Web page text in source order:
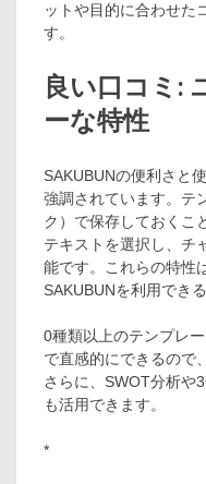
ットや目的に合わせた
す。
良い口コミ:
ーな特性
SAKUBUNの便利さと
強調されています。テ
ク）で保存しておくこ
テキストを選択し、チ
能です。これらの特性
SAKUBUNを利用でき
0種類以上のテンプレ
で直感的にできるので
さらに、SWOT分析や
も活用できます。
*